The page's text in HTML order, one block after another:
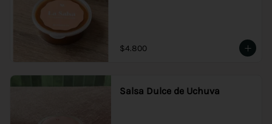
$4.800
Salsa Dulce de Uchuva